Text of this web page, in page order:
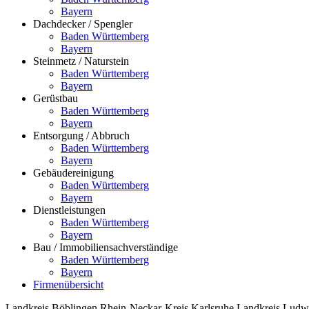
Bayern
Dachdecker / Spengler
Baden Württemberg
Bayern
Steinmetz / Naturstein
Baden Württemberg
Bayern
Gerüstbau
Baden Württemberg
Bayern
Entsorgung / Abbruch
Baden Württemberg
Bayern
Gebäudereinigung
Baden Württemberg
Bayern
Dienstleistungen
Baden Württemberg
Bayern
Bau / Immobiliensachverständige
Baden Württemberg
Bayern
Firmenübersicht